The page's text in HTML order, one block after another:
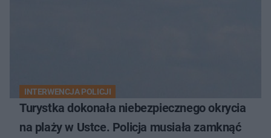
INTERWENCJA POLICJI
Turystka dokonała niebezpiecznego okrycia
na plaży w Ustce. Policja musiała zamknąć